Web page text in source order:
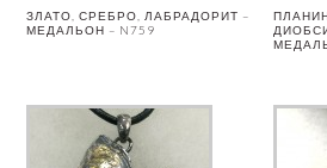
ЗЛАТО, СРЕБРО, ЛАБРАДОРИТ –
МЕДАЛЬОН – N759